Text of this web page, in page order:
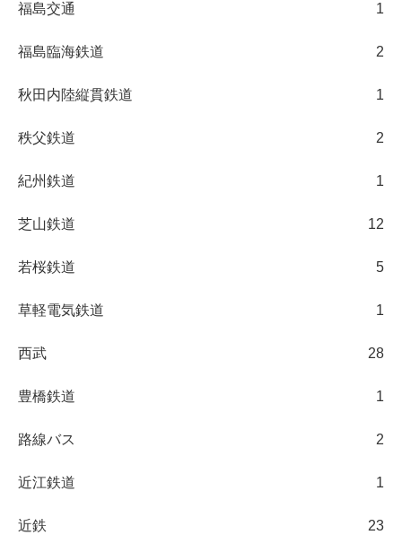
福島交通 1
福島臨海鉄道 2
秋田内陸縦貫鉄道 1
秩父鉄道 2
紀州鉄道 1
芝山鉄道 12
若桜鉄道 5
草軽電気鉄道 1
西武 28
豊橋鉄道 1
路線バス 2
近江鉄道 1
近鉄 23